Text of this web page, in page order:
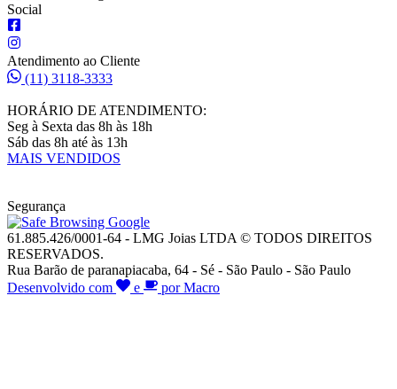
Social
Atendimento ao Cliente
(11) 3118-3333
HORÁRIO DE ATENDIMENTO:
Seg à Sexta das 8h às 18h
Sáb das 8h até às 13h
MAIS VENDIDOS
Segurança
61.885.426/0001-64 - LMG Joias LTDA © TODOS DIREITOS
RESERVADOS.
Rua Barão de paranapiacaba, 64 - Sé - São Paulo - São Paulo
Desenvolvido com
e por Macro